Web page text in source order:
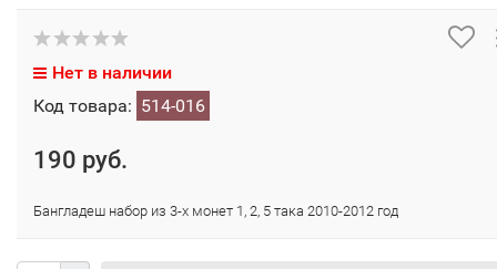
Нет в наличии
Код товара: 514-016
190 руб.
Бангладеш набор из 3-х монет 1, 2, 5 така 2010-2012 год